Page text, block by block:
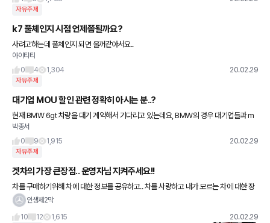
자유주제
k7 풀체인지 시점 언제쯤될까요?
사려고하는데 풀체인지 되면 울꺼같아서요..
아이티티
0
4 1,304 20.02.29
자유주제
대기업 MOU 할인 관련 정확히 아시는 분..?
현재 BMW 6gt 차량을 대기 계약해서 기다리고 있는데요, BMW의 경우 대기업들과 m
ou를 맺어 추가 할인이 되는 것으로 알고 있습니다. 그런데 BMW 코리아와 기업들간의
mou이기때문에 딜러사
박종서
0
9 1,915 20.02.29
자유주제
겟차의 가장 큰장점.. 운영자님 지켜주세요!!
차를 구매하기위해 차에 대한 정보를 공유하고.. 차를 사랑하고 내가 모르는 차에 대한 장
점.단점들을 알게되어 다음 차량 선택시 중요한 정보를 얻고 혹은 지인들이 차를 구매할때
인생제2막
10
12 1,615 20.02.29